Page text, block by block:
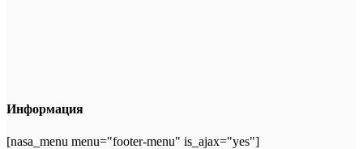
Информация
[nasa_menu menu="footer-menu" is_ajax="yes"]